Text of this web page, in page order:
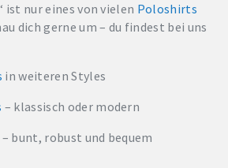
ist nur eines von vielen Poloshirts
dich gerne um – du findest bei uns
in weiteren Styles
– klassisch oder modern
– bunt, robust und bequem